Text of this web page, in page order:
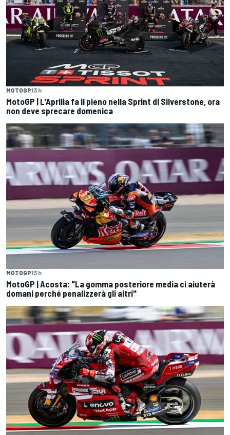
MOTOGP13 h
MotoGP | L'Aprilia fa il pieno nella Sprint di Silverstone, ora
non deve sprecare domenica
MOTOGP13 h
MotoGP | Acosta: "La gomma posteriore media ci aiuterà
domani perché penalizzerà gli altri"